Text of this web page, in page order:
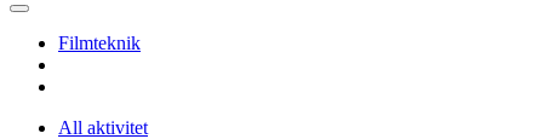
Filmteknik
All aktivitet